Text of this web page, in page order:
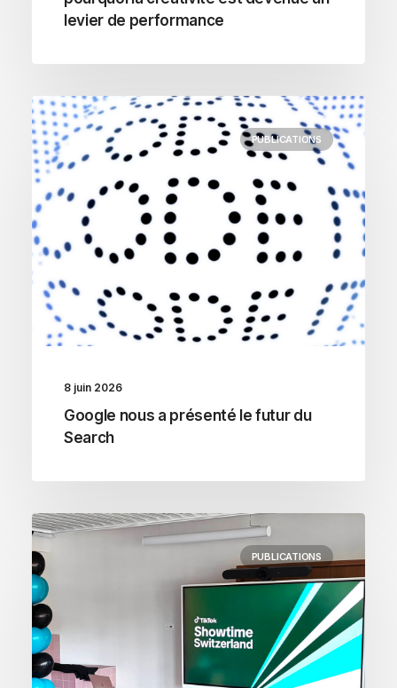
levier de performance
PUBLICATIONS
8 juin 2026
Google nous a présenté le futur du
Search
PUBLICATIONS